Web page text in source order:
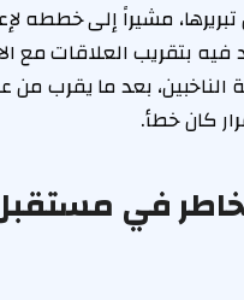
مشيراً إلى خططه
بتقريب العلاقات مع
الناخبين، بعد ما يقرب
كان خطأ.
في